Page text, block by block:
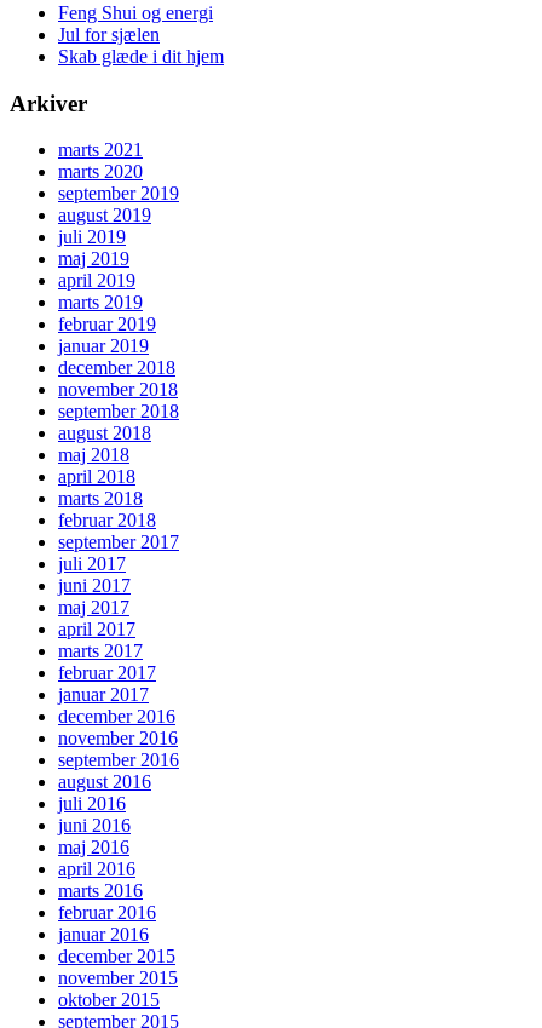
Feng Shui og energi
Jul for sjælen
Skab glæde i dit hjem
Arkiver
marts 2021
marts 2020
september 2019
august 2019
juli 2019
maj 2019
april 2019
marts 2019
februar 2019
januar 2019
december 2018
november 2018
september 2018
august 2018
maj 2018
april 2018
marts 2018
februar 2018
september 2017
juli 2017
juni 2017
maj 2017
april 2017
marts 2017
februar 2017
januar 2017
december 2016
november 2016
september 2016
august 2016
juli 2016
juni 2016
maj 2016
april 2016
marts 2016
februar 2016
januar 2016
december 2015
november 2015
oktober 2015
september 2015